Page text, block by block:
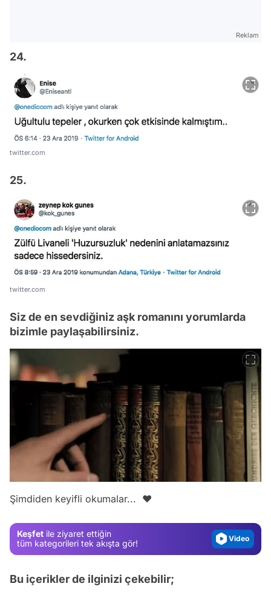
Reklam
24.
twitter.com
25.
twitter.com
Siz de en sevdiğiniz aşk romanını yorumlarda
bizimle paylaşabilirsiniz.
Şimdiden keyifli okumalar... ❤️
Keşfet ile ziyaret ettiğin
tüm kategorileri tek akışta gör!
Video
Test
Video
Bu içerikler de ilginizi çekebilir;